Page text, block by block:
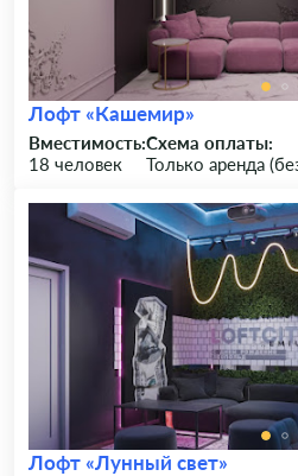
Лофт «Кашемир»
Вместимость:
18 человек
Схема оплаты:
Только аренда
Лофт «Лунный свет»